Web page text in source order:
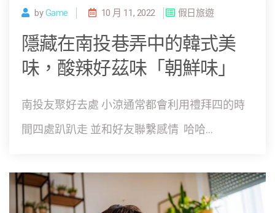
byGame 10 月 11, 2022 假日旅遊
隱藏在南投巷弄中的韓式美
味，酸辣好茲味「朝鮮味」
南投友聚好去處 小涼通常都會利用禮拜四的時
間四處趴趴走 並和好友聯繫感情 哈哈...